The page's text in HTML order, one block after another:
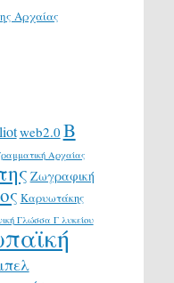
Αρχαίας
web2.0 Β
Αρχαίας
Ζωγραφική
Καρυωτάκης
Γλώσσα Γ λυκείου